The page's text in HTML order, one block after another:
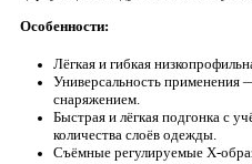
Особенности:
Лёгкая и гибкая
Универсальность применения
снаряжением.
Быстрая и лёгкая подгонка с
количества слоёв одежды.
Съёмные регулируемые Х-